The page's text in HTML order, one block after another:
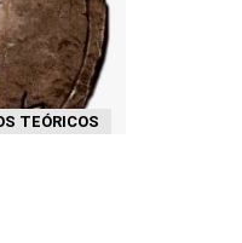
TEÓRICOS